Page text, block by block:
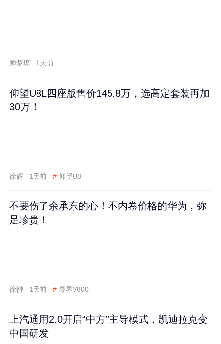
师梦琼 1天前
仰望U8L四座版售价145.8万，选高定套装再加
30万！
徐辉 1天前 # 仰望U8
不要伤了余承东的心！不内卷价格的华为，弥
足珍贵！
徐翀 1天前 # 尊界V800
上汽通用2.0开启“中方”主导模式，凯迪拉克变
中国研发